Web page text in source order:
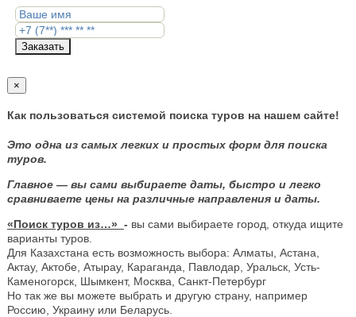
Заказать
×
Как пользоваться системой поиска туров на нашем сайте!
Это одна из самых легких и простых форм для поиска
туров.
Главное — вы сами выбираете даты, быстро и легко
сравниваете цены на различные направления и даты.
«Поиск туров из…» - вы сами выбираете город, откуда ищите
варианты туров.
Для Казахстана есть возможность выбора: Алматы, Астана,
Актау, Актобе, Атырау, Караганда, Павлодар, Уральск, Усть-
Каменогорск, Шымкент, Москва, Санкт-Петербург
Но так же вы можете выбрать и другую страну, например
Россию, Украину или Беларусь.